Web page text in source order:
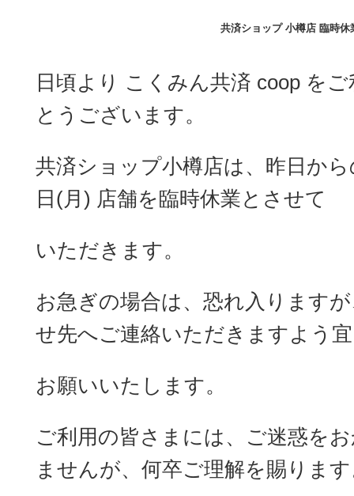
共済ショップ 小樽店 臨時休
日頃より こくみん共済 coop を
とうございます。
共済ショップ小樽店は、昨日か
日(月) 店舗を臨時休業とさせて
いただきます。
お急ぎの場合は、恐れ入ります
せ先へご連絡いただきますよう
お願いいたします。
ご利用の皆さまには、ご迷惑を
ませんが、何卒ご理解を賜りま